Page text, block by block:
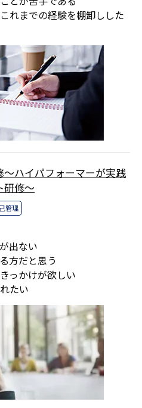
れまでの経験を棚卸しした
ハイパフォーマーが実践
研修～
管理
出ない
方だと思う
っかけが欲しい
たい